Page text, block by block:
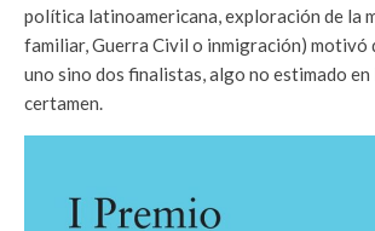
política latinoamericana, exploración de la
familiar, Guerra Civil o inmigración) motivó
uno sino dos finalistas, algo no estimado en
certamen.